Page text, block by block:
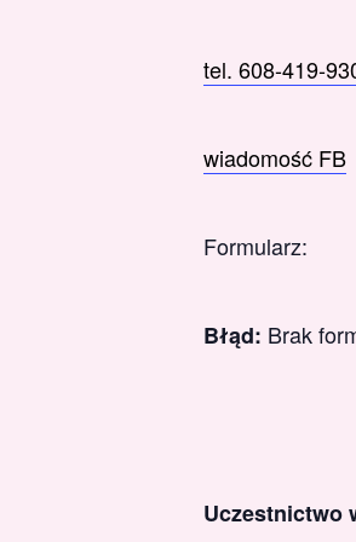
tel. 608-419-
wiadomość FB
Formularz:
Błąd: Brak
Uczestnictwo